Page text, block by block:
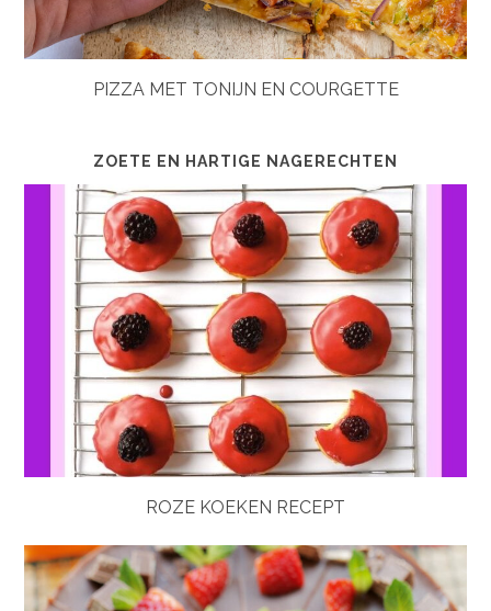
PIZZA MET TONIJN EN COURGETTE
ZOETE EN HARTIGE NAGERECHTEN
ROZE KOEKEN RECEPT